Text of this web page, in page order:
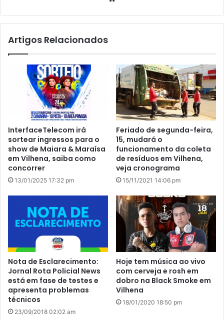
te
Artigos Relacionados
InterfaceTelecom irá
sortear ingressos para o
show de Maiara & Maraísa
em Vilhena, saiba como
concorrer
13/01/2025 17:32 pm
Feriado de segunda-feira,
15, mudará o
funcionamento da coleta
de resíduos em Vilhena,
veja cronograma
15/11/2021 14:06 pm
Nota de Esclarecimento:
Jornal Rota Policial News
está em fase de testes e
apresenta problemas
técnicos
23/09/2018 02:02 am
Hoje tem música ao vivo
com cerveja e rosh em
dobro na Black Smoke em
Vilhena
18/01/2020 18:50 pm